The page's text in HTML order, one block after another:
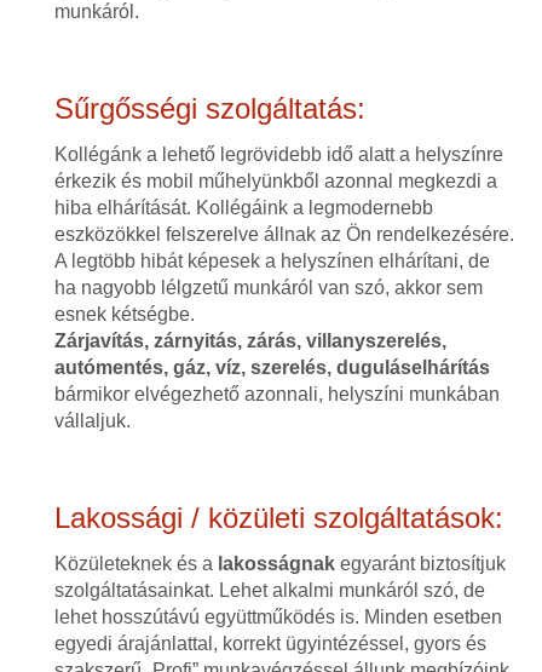
munkáról.
Sűrgősségi szolgáltatás:
Kollégánk a lehető legrövidebb idő alatt a helyszínre
érkezik és mobil műhelyünkből azonnal megkezdi a
hiba elhárítását. Kollégáink a legmodernebb
eszközökkel felszerelve állnak az Ön rendelkezésére.
A legtöbb hibát képesek a helyszínen elhárítani, de
ha nagyobb lélgzetű munkáról van szó, akkor sem
esnek kétségbe.
Zárjavítás, zárnyitás, zárás, villanyszerelés,
autómentés, gáz, víz, szerelés, duguláselhárítás
bármikor elvégezhető azonnali, helyszíni munkában
vállaljuk.
Lakossági / közületi szolgáltatások:
Közületeknek és a lakosságnakegyaránt biztosítjuk
szolgáltatásainkat. Lehet alkalmi munkáról szó, de
lehet hosszútávú együttműködés is. Minden esetben
egyedi árajánlattal, korrekt ügyintézéssel, gyors és